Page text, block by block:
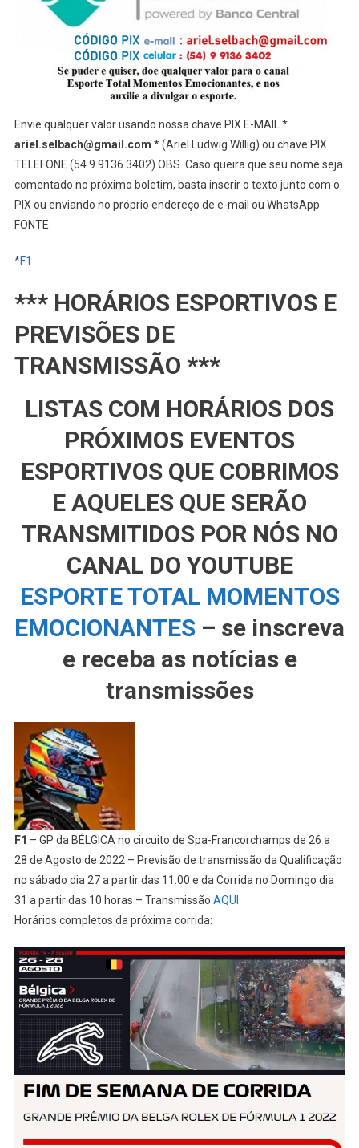
Envie qualquer valor usando nossa chave PIX E-MAIL *
ariel.selbach@gmail.com * (Ariel Ludwig Willig) ou chave PIX
TELEFONE (54 9 9136 3402) OBS. Caso queira que seu nome seja
comentado no próximo boletim, basta inserir o texto junto com o
PIX ou enviando no próprio endereço de e-mail ou WhatsApp
FONTE:
*F1
*** HORÁRIOS ESPORTIVOS E
PREVISÕES DE
TRANSMISSÃO ***
LISTAS COM HORÁRIOS DOS
PRÓXIMOS EVENTOS
ESPORTIVOS QUE COBRIMOS
E AQUELES QUE SERÃO
TRANSMITIDOS POR NÓS NO
CANAL DO YOUTUBE
ESPORTE TOTAL MOMENTOS
EMOCIONANTES – se inscreva
e receba as notícias e
transmissões
F1 – GP da BÉLGICA no circuito de Spa-Francorchamps de 26 a
28 de Agosto de 2022 – Previsão de transmissão da Qualificação
no sábado dia 27 a partir das 11:00 e da Corrida no Domingo dia
31 a partir das 10 horas – Transmissão AQUI
Horários completos da próxima corrida: